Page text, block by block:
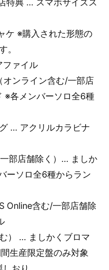
特典 … スマホサイズス
ケ ※購入された形態の
。
ァイル
オンライン含む/一部店
※各メンバーソロ全6種
… アクリルカラビナ
部店舗除く）… ましか
ーソロ全6種からラン
Online含む/一部店舗除
） … ましかくブロマ
生産限定盤のみ対象